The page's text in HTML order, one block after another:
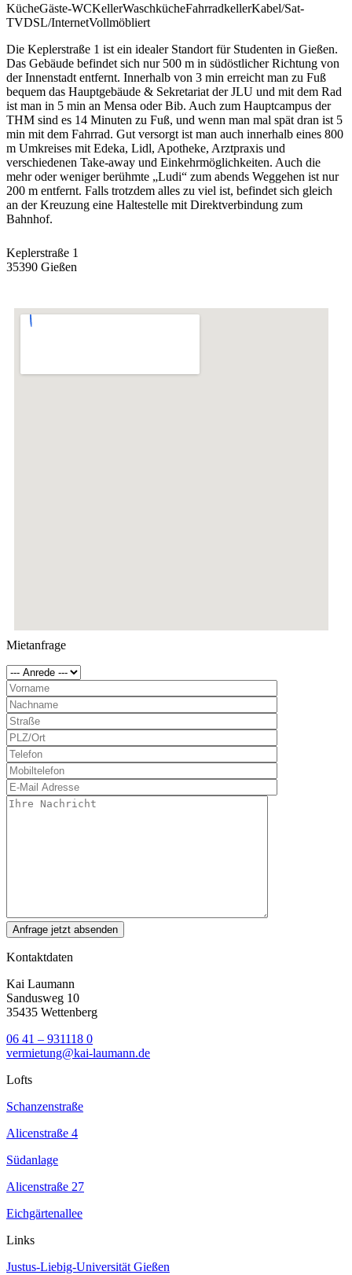
KücheGäste-WCKellerWaschkücheFahrradkellerKabel/Sat-
TVDSL/InternetVollmöbliert
Die Keplerstraße 1 ist ein idealer Standort für Studenten in Gießen.
Das Gebäude befindet sich nur 500 m in südöstlicher Richtung von
der Innenstadt entfernt. Innerhalb von 3 min erreicht man zu Fuß
bequem das Hauptgebäude & Sekretariat der JLU und mit dem Rad
ist man in 5 min an Mensa oder Bib. Auch zum Hauptcampus der
THM sind es 14 Minuten zu Fuß, und wenn man mal spät dran ist 5
min mit dem Fahrrad. Gut versorgt ist man auch innerhalb eines 800
m Umkreises mit Edeka, Lidl, Apotheke, Arztpraxis und
verschiedenen Take-away und Einkehrmöglichkeiten. Auch die
mehr oder weniger berühmte „Ludi“ zum abends Weggehen ist nur
200 m entfernt. Falls trotzdem alles zu viel ist, befindet sich gleich
an der Kreuzung eine Haltestelle mit Direktverbindung zum
Bahnhof.
Keplerstraße 1
35390 Gießen
Mietanfrage
Kontaktdaten
Kai Laumann
Sandusweg 10
35435 Wettenberg
06 41 – 931118 0
vermietung@kai-laumann.de
Lofts
Schanzenstraße
Alicenstraße 4
Südanlage
Alicenstraße 27
Eichgärtenallee
Links
Justus-Liebig-Universität Gießen